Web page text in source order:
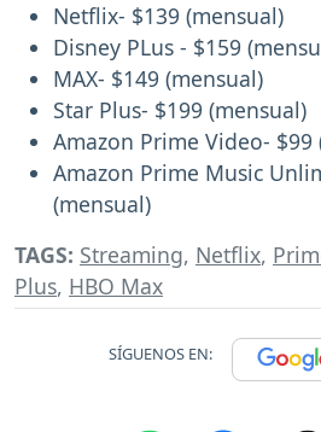
Netflix- $139 (mensual)
Disney PLus - $159
MAX- $149 (mensual)
Star Plus- $199 (mensual)
Amazon Prime Video- $99
Amazon Prime Music
(mensual)
TAGS: Streaming, Netflix,
Plus, HBO Max
SÍGUENOS EN: